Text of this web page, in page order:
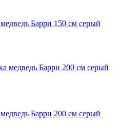
Барри 150 см серый
Барри 200 см серый